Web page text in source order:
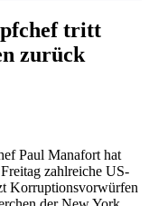
tritt
zurück
Paul Manafort hat
zahlreiche US-
Korruptionsvorwürfen